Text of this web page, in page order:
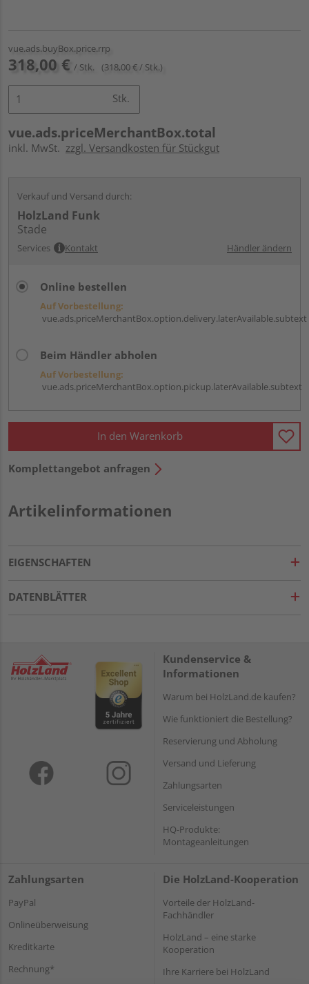
vue.ads.buyBox.price.rrp
318,00 € / Stk. (318,00 € / Stk.)
Stk.
vue.ads.priceMerchantBox.total
inkl. MwSt. zzgl. Versandkosten für Stückgut
Verkauf und Versand durch:
HolzLand Funk
Stade
Services Kontakt Händler ändern
Online bestellen
Auf Vorbestellung:
vue.ads.priceMerchantBox.option.delivery.laterAvailable.subtext
Beim Händler abholen
Auf Vorbestellung:
vue.ads.priceMerchantBox.option.pickup.laterAvailable.subtext
In den Warenkorb
Komplettangebot anfragen
Artikelinformationen
EIGENSCHAFTEN
DATENBLÄTTER
Kundenservice &
Informationen
Warum bei HolzLand.de kaufen?
Wie funktioniert die Bestellung?
Reservierung und Abholung
Versand und Lieferung
Zahlungsarten
Serviceleistungen
HQ-Produkte:
Montageanleitungen
Zahlungsarten
PayPal
Onlineüberweisung
Kreditkarte
Rechnung*
Die HolzLand-Kooperation
Vorteile der HolzLand-
Fachhändler
HolzLand – eine starke
Kooperation
Ihre Karriere bei HolzLand